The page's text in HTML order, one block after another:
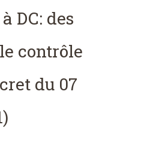
DC: des
contrôle
du 07